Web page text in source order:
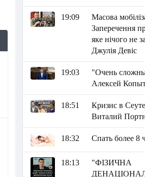
19:09
Масова
Заперечення
яке нічого не
Джулія Девіс
19:03
"Очень
Алексей
18:51
Кризис в
Виталий
18:32 Спать более 8
18:13
"ФІЗИЧНА